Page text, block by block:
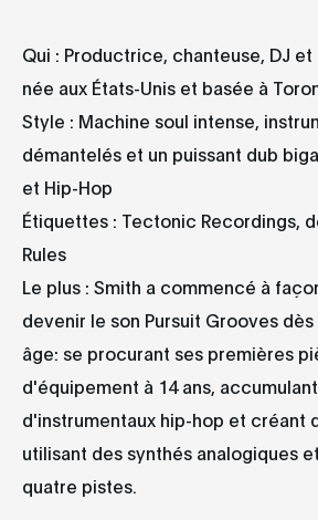
Qui : Productrice, chanteuse, DJ
née aux États-Unis et basée à
Style : Machine soul intense,
démantelés et un puissant dub
et Hip-Hop
Étiquettes : Tectonic Recordings,
Rules
Le plus : Smith a commencé à
devenir le son Pursuit Grooves
âge: se procurant ses premières
d'équipement à 14 ans,
d'instrumentaux hip-hop et créant
utilisant des synthés analogiques
quatre pistes.